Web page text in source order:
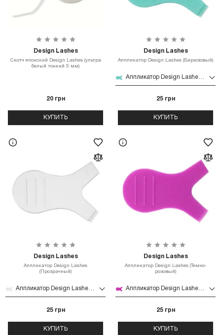
Design Lashes
Скотч японский Design Lashes (ультра
белый тонкий 5 мм)
20 грн
КУПИТЬ
Design Lashes
Аппликатор Design Lashes (Бирюзовый)
25 грн
КУПИТЬ
Design Lashes
Аппликатор Design Lashes
(Прозрачный)
25 грн
КУПИТЬ
Design Lashes
Аппликатор Design Lashes (Темно-
розовый)
25 грн
КУПИТЬ